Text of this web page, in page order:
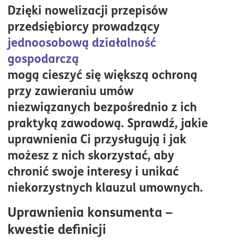
Dlaczego warto być konsumentem?
Orzecznictwo sądowe
Dzięki nowelizacji przepisów
przedsiębiorcy prowadzący
jednoosobową działalność
gospodarczą
mogą cieszyć się większą ochroną
przy zawieraniu umów
niezwiązanych bezpośrednio z ich
praktyką zawodową. Sprawdź, jakie
uprawnienia Ci przysługują i jak
możesz z nich skorzystać, aby
chronić swoje interesy i unikać
niekorzystnych klauzul umownych.
Uprawnienia konsumenta –
kwestie definicji